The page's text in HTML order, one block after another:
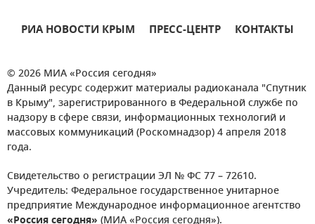
РИА НОВОСТИ КРЫМ ПРЕСС-ЦЕНТР КОНТАКТЫ
© 2026 МИА «Россия сегодня»
Данный ресурс содержит материалы радиоканала "Спутник
в Крыму", зарегистрированного в Федеральной службе по
надзору в сфере связи, информационных технологий и
массовых коммуникаций (Роскомнадзор) 4 апреля 2018
года.
Свидетельство о регистрации ЭЛ № ФС 77 – 72610.
Учредитель: Федеральное государственное унитарное
предприятие Международное информационное агентство